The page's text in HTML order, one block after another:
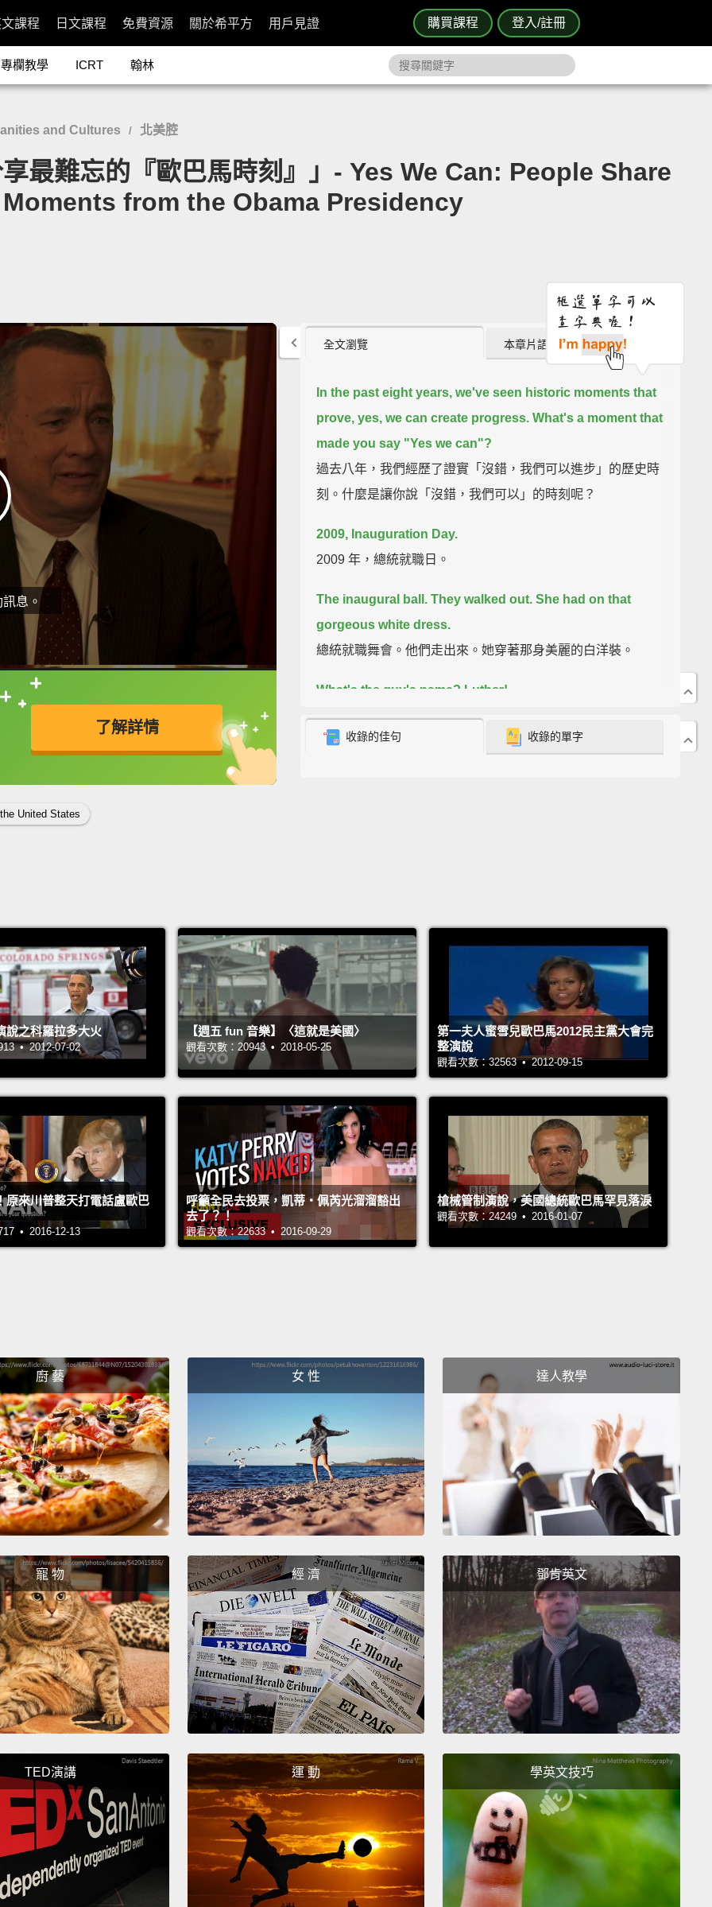
購買課程 登入/註冊
課程 日文課程 免費資源 關於希平方 用戶見證
專欄教學 ICRT 翰林
and Cultures / 北美腔
最難忘的『歐巴馬時刻』」- Yes We Can: People Share
from the Obama Presidency
息。
了解詳情
接查字典喔！
英
the United States
全文瀏覽 本章片語 (4)
In the past eight years, we've seen historic moments that
prove, yes, we can create progress. What's a moment that
made you say "Yes we can"?
過去八年，我們經歷了證實「沒錯，我們可以進步」的歷史時
刻。什麼是讓你說「沒錯，我們可以」的時刻呢？
2009, Inauguration Day.
2009 年，總統就職日。
The inaugural ball. They walked out. She had on that
gorgeous white dress.
總統就職舞會。他們走出來。她穿著那身美麗的白洋裝。
What's the guy's name? Luther!
那個人的名字叫什麼？Luther!
Knocking on the Oval Office window, I would say. That
個問題!
Before I answer your question, why don't you give me a
little rap? Let's see. Let's see what you got!
在我回答妳的問題前，妳何不替我來一段饒舌樂呢？我們來看
看。我們來見識一下妳的本事!
I was so emotional. I was crying.
Obama, for coming to Vietnam.
我超激動的。我那時都哭了。謝謝你，歐巴馬總統，謝謝你來
越南。
It's the first time in my life I felt like the White House
belonged to everybody.
one of those first times in my life that I felt like I was really
part of that "We."
你真的會感受到，你知道，你會感受到憲法開頭那三個字，
We the People(我們人民)。像是，那是我人生中首度覺得我好
像真的屬於那「我們」的那些時刻之一。
My Obama moment was when I received this letter from
President Obama last year
welcoming me to become a
U.S. citizen.
我的歐巴馬時刻是去年收到這封來自歐巴馬總統的信時，歡迎
我成為一位美國公民。
When he just changed all the rules on the table in regards
to Cuba, with the most succinct motivation imaginable,
which is, "What we've been doing hasn't worked"—
which
made all the sense in the world.
到最簡單明瞭的原因，也就是「我們一直以來做的行不通」－
－那真是超級合理。
My Obama moment was the signing of the Paris
Agreement and making the United States a leader in the
fight against global warming.
收錄的佳句 收錄的單字
說之科羅拉多大火
• 2012-07-02
【週五 fun 音樂】〈這就是美國〉
觀看次數：20943 • 2018-05-25
第一夫人蜜雪兒歐巴馬2012民主黨大會完
整演說
觀看次數：32563 • 2012-09-15
原來川普整天打電話盧歐巴
• 2016-12-13
呼籲全民去投票，凱蒂‧佩芮光溜溜豁出
去了？！
觀看次數：22633 • 2016-09-29
槍械管制演說，美國總統歐巴馬罕見落淚
觀看次數：24249 • 2016-01-07
廚 藝 女 性 達人教學
寵 物 經 濟 鄧肯英文
TED演講 運 動 學英文技巧